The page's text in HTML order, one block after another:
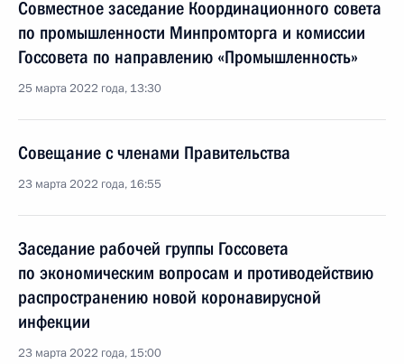
Совместное заседание Координационного совета
по промышленности Минпромторга и комиссии
Госсовета по направлению «Промышленность»
25 марта 2022 года, 13:30
Совещание с членами Правительства
23 марта 2022 года, 16:55
Заседание рабочей группы Госсовета
по экономическим вопросам и противодействию
распространению новой коронавирусной
инфекции
23 марта 2022 года, 15:00